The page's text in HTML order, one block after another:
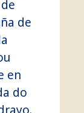
de
en
do